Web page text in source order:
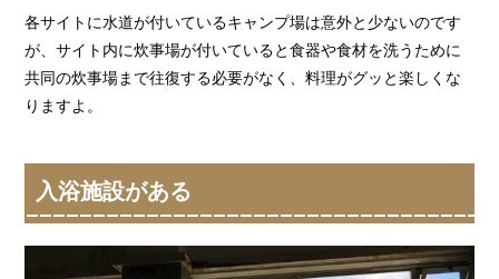
各サイトに水道が付いているキャンプ場は意外と少ないのです
が、サイト内に炊事場が付いていると食器や食材を洗うために
共同の炊事場まで往復する必要がなく、料理がグッと楽しくな
りますよ。
入浴施設がある